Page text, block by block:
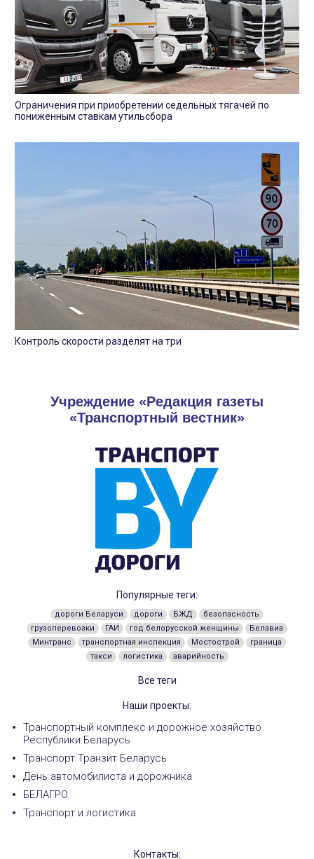
Ограничения при приобретении седельных тягачей по
пониженным ставкам утильсбора
Контроль скорости разделят на три
Учреждение «Редакция газеты
«Транспортный вестник»
Популярные теги:
дороги Беларуси дороги БЖД
безопасность
грузоперевозки
ГАИ год белорусской женщины
Белавиа
Минтранс
транспортная инспекция Мостострой
граница
такси
логистика аварийность
Все теги
Наши проекты:
Транспортный комплекс и дорожное хозяйство
Республики Беларусь
Транспорт Транзит Беларусь
День автомобилиста и дорожника
БЕЛАГРО
Транспорт и логистика
Контакты: